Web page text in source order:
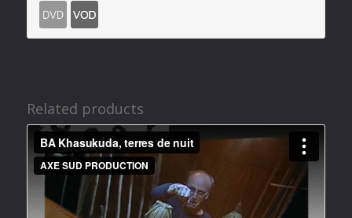
Related products